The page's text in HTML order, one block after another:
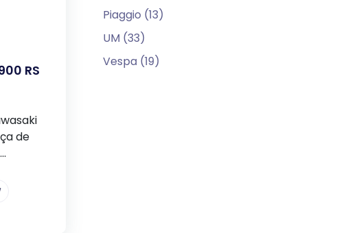
RS
de
Piaggio (13)
UM (33)
Vespa (19)